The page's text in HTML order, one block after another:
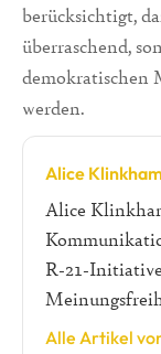
berücksichtigt,
überraschend,
demokratischen
werden.
Alice
Alice
R-21-
Alle Artikel